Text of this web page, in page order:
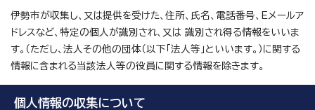
伊勢市が収集し、又は提供を受けた、住所、氏名、電話番号、Eメールア
ドレスなど、特定の個人が識別され、又は 識別され得る情報をいいま
す。（ただし、法人その他の団体（以下「法人等」といいます。）に関する
情報に含まれる当該法人等の役員に関する情報を除きます。
個人情報の収集について